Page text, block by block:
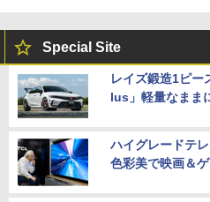
Special Site
レイズ鍛造1ピー
lus」軽量なまま
ハイグレードテ
色彩美で映画＆